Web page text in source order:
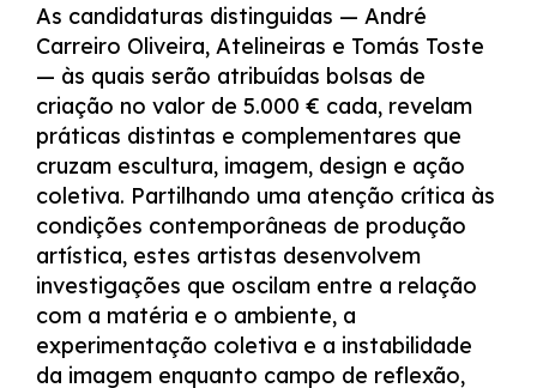
As candidaturas distinguidas — André
Carreiro Oliveira, Atelineiras e Tomás Toste
— às quais serão atribuídas bolsas de
criação no valor de 5.000 € cada, revelam
práticas distintas e complementares que
cruzam escultura, imagem, design e ação
coletiva. Partilhando uma atenção crítica às
condições contemporâneas de produção
artística, estes artistas desenvolvem
investigações que oscilam entre a relação
com a matéria e o ambiente, a
experimentação coletiva e a instabilidade
da imagem enquanto campo de reflexão,